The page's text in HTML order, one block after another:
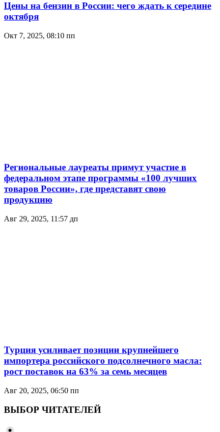
Цены на бензин в России: чего ждать к середине
октября
Окт 7, 2025, 08:10 пп
Региональные лауреаты примут участие в
федеральном этапе программы «100 лучших
товаров России», где представят свою
продукцию
Авг 29, 2025, 11:57 дп
Турция усиливает позиции крупнейшего
импортерa российского подсолнечного масла:
рост поставок на 63% за семь месяцев
Авг 20, 2025, 06:50 пп
ВЫБОР ЧИТАТЕЛЕЙ